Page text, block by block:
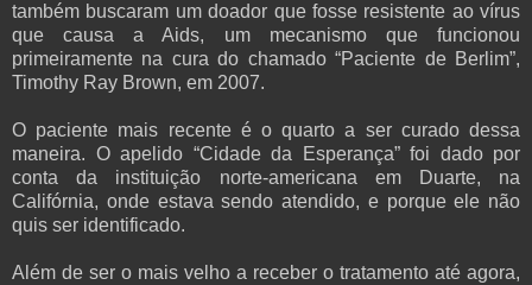
também buscaram um doador que fosse resistente ao vírus
que causa a Aids, um mecanismo que funcionou
primeiramente na cura do chamado “Paciente de Berlim”,
Timothy Ray Brown, em 2007.
O paciente mais recente é o quarto a ser curado dessa
maneira. O apelido “Cidade da Esperança” foi dado por
conta da instituição norte-americana em Duarte, na
Califórnia, onde estava sendo atendido, e porque ele não
quis ser identificado.
Além de ser o mais velho a receber o tratamento até agora,